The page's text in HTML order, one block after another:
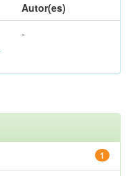
Autor(es)
-
1